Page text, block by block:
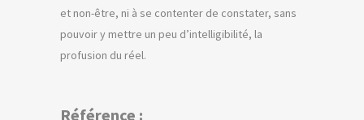
et non-être, ni à se contenter de constater, sans
pouvoir y mettre un peu d’intelligibilité, la
profusion du réel.
Référence :